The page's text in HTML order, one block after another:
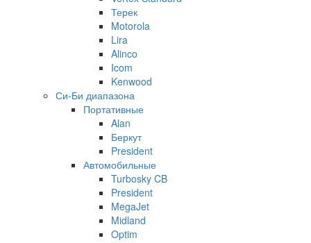
Терек
Motorola
Lira
Alinco
Icom
Kenwood
Си-Би диапазона
Портативные
Alan
Беркут
President
Автомобильные
Turbosky CB
President
MegaJet
Midland
Optim